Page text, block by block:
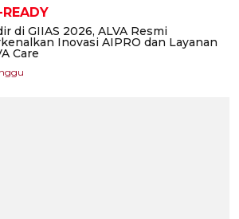
READY
di GIIAS 2026, ALVA Resmi
Inovasi AIPRO dan Layanan
Care